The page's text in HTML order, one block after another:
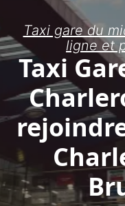
Taxi gare du
ligne et
Taxi